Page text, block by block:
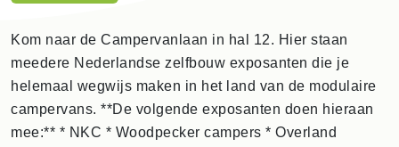
Kom naar de Campervanlaan in hal 12. Hier staan
meedere Nederlandse zelfbouw exposanten die je
helemaal wegwijs maken in het land van de modulaire
campervans. **De volgende exposanten doen hieraan
mee:** * NKC * Woodpecker campers * Overland